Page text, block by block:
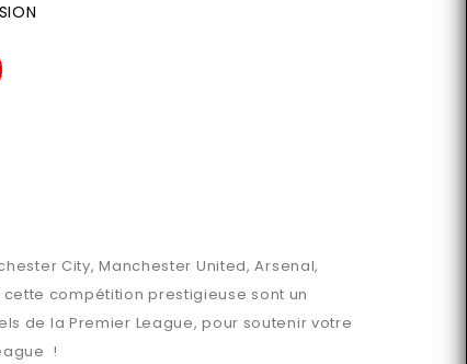
City, Manchester United, Arsenal,
compétition prestigieuse sont un
de la Premier League, pour soutenir votre
!